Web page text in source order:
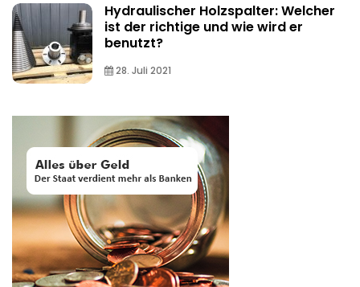
Hydraulischer Holzspalter: Welcher
ist der richtige und wie wird er
benutzt?
28. Juli 2021